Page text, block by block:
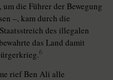
die Führer der Bewegung
–, kam durch die
des illegalen
das Land damit
6
rief Ben Ali alle